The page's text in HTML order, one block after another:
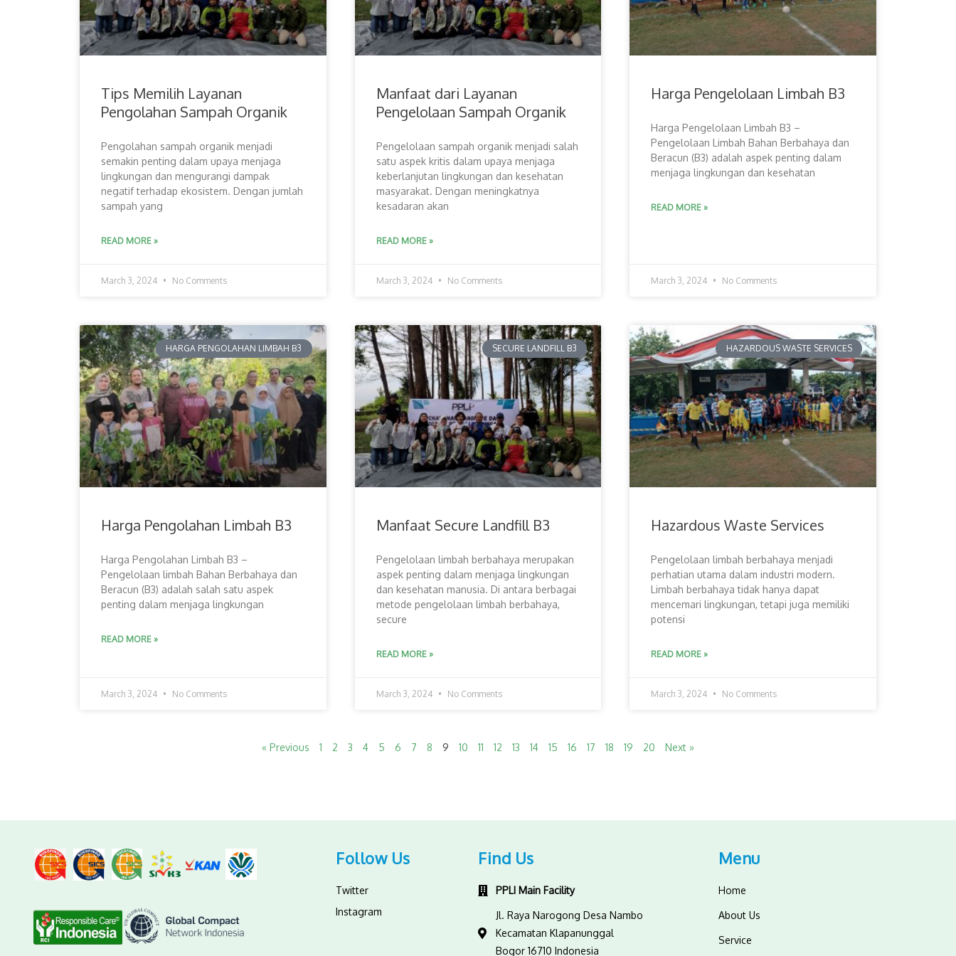
Tips Memilih Layanan
Pengolahan Sampah Organik
Pengolahan sampah organik menjadi
semakin penting dalam upaya menjaga
lingkungan dan mengurangi dampak
negatif terhadap ekosistem. Dengan jumlah
sampah yang
READ MORE »
March 3, 2024 No Comments
Manfaat dari Layanan
Pengelolaan Sampah Organik
Pengelolaan sampah organik menjadi salah
satu aspek kritis dalam upaya menjaga
keberlanjutan lingkungan dan kesehatan
masyarakat. Dengan meningkatnya
kesadaran akan
READ MORE »
March 3, 2024 No Comments
Harga Pengelolaan Limbah B3
Harga Pengelolaan Limbah B3 –
Pengelolaan Limbah Bahan Berbahaya dan
Beracun (B3) adalah aspek penting dalam
menjaga lingkungan dan kesehatan
READ MORE »
March 3, 2024 No Comments
HARGA PENGOLAHAN LIMBAH B3
Harga Pengolahan Limbah B3
Harga Pengolahan Limbah B3 –
Pengelolaan limbah Bahan Berbahaya dan
Beracun (B3) adalah salah satu aspek
penting dalam menjaga lingkungan
READ MORE »
March 3, 2024 No Comments
SECURE LANDFILL B3
Manfaat Secure Landfill B3
Pengelolaan limbah berbahaya merupakan
aspek penting dalam menjaga lingkungan
dan kesehatan manusia. Di antara berbagai
metode pengelolaan limbah berbahaya,
secure
READ MORE »
March 3, 2024 No Comments
HAZARDOUS WASTE SERVICES
Hazardous Waste Services
Pengelolaan limbah berbahaya menjadi
perhatian utama dalam industri modern.
Limbah berbahaya tidak hanya dapat
mencemari lingkungan, tetapi juga memiliki
potensi
READ MORE »
March 3, 2024 No Comments
« Previous 1 2 3 4 5 6 7 8 9 10 11 12 13 14 15 16 17 18 19 20 Next »
Follow Us
Twitter
Instagram
Find Us
PPLI Main Facility
Jl. Raya Narogong Desa Nambo
Kecamatan Klapanunggal
Bogor 16710 Indonesia
Menu
Home
About Us
Service